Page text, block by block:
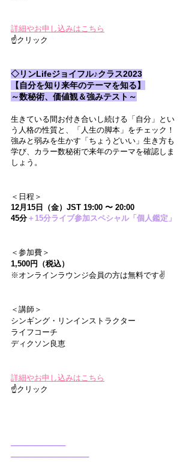
詳細やお申し込みはこちら
☝クリック
◇リンLifeジョイフル♪クラス2023
【自分を知り来年のテーマを知る】
～数秘術、価値観＆強みテスト～
生きている間お付き合いし続ける「自分」とい
う人格の性質と、「人生の脚本」をチェック！
強みと弱みを生かす「ちょうどいい」生き方も
学び、カラー数秘術で来年のテーマを確認しま
しょう。
＜日程＞
12月15日（金）JST 19:00 〜 20:00
45分＋15分ライブ参加スペシャル「個人鑑定」
＜参加費＞
1,500円（税込）
※オンラインラウンジ会員の方は無料です✌️
＜講師＞
シンギング・リンインストラクター
ライフコーチ
ディクソン良恵
詳細やお申し込みはこちら
☝クリック
━━━━━━━
━━━━━━━━━━